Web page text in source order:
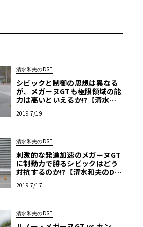
清水和夫のDST
シビックと制御の思想は異なる
が、メガーヌGTも極限領域の能
力は高いといえるか!?【清水和
2019 7/19
清水和夫のDST
刺激的な発進加速のメガーヌGT
に制動力で勝るシビックはどう
対抗するのか!?【清水和夫のDS
2019 7/17
清水和夫のDST